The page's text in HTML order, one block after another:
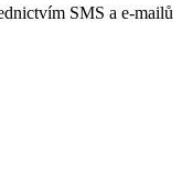
SMS a e-mailů